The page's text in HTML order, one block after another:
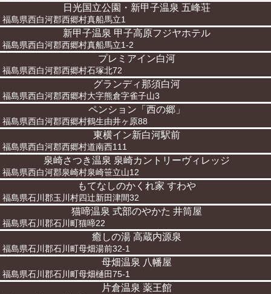
日光国立公園・新甲子温泉 五峰荘
福島県西白河郡西郷村真船馬立1
新甲子温泉 甲子高原フジヤホテル
福島県西白河郡西郷村真船馬立1-2
プレミアイン白河
福島県西白河郡西郷村石塚北72
グランディ那須白河
福島県西白河郡西郷村大字熊倉字雀子山3
ペンション「西の郷」
福島県西白河郡西郷村鶴生由井ヶ原88
東横イン新白河駅前
福島県西白河郡西郷村道南西111
泉崎さつき温泉 泉崎カントリーヴィレッジ
福島県西白河郡泉崎村泉崎笹立山12
もてなしのかくれ家 すわや
福島県石川郡玉川村四辻新田津間32
猫啼温泉 式部のやかた 井筒屋
福島県石川郡石川町猫啼22
癒しの湯 高蔵内源泉
福島県石川郡石川町母畑湯前32-1
母畑温泉 八幡屋
福島県石川郡石川町母畑樋田75-1
片倉温泉 薬王館